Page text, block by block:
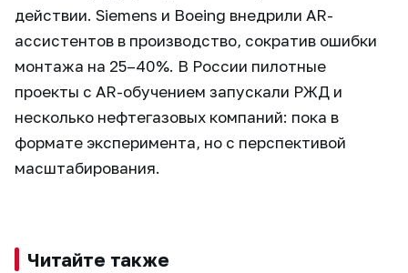
действии. Siemens и Boeing внедрили AR-
ассистентов в производство, сократив ошибки
монтажа на 25–40%. В России пилотные
проекты с AR-обучением запускали РЖД и
несколько нефтегазовых компаний: пока в
формате эксперимента, но с перспективой
масштабирования.
Читайте также